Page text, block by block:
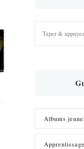
Albums
Apprentissage